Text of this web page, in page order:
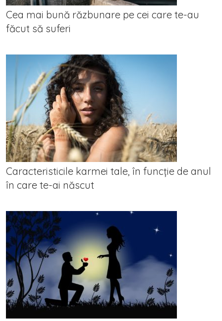
Cea mai bună răzbunare pe cei care te-au
făcut să suferi
Caracteristicile karmei tale, în funcție de anul
în care te-ai născut